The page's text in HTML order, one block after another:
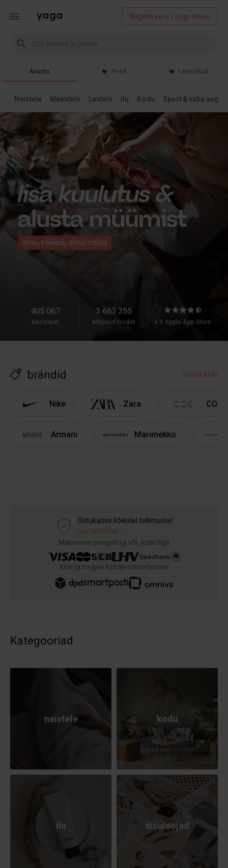
Registreeru / Logi sisse
Avasta Poed Lemmikud
Naistele Meestele Lastele Ilu Kodu Sport & vaba aeg
405 067
Kasutajat
3 667 355
Müüdud toodet 4.9 Apple App Store
brändid Vaata kõiki
Nike Zara COS
Armani Marimekko
Ostukaitse kõikidel tellimustel
Loe lähemalt ›
Maksmine pangalingi või -kaardiga
Kiire ja mugav kohaletoimetamine
Kategooriad
naistele kodu
ilu sisuloojad